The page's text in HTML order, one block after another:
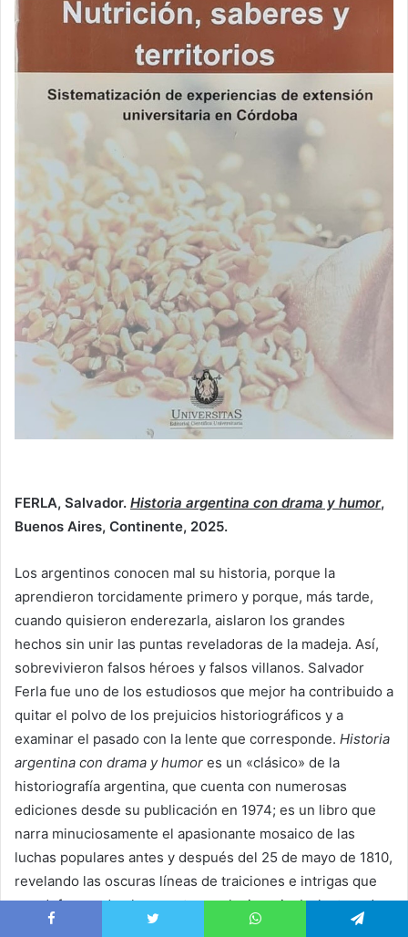
FERLA, Salvador. Historia argentina con drama y humor,
Buenos Aires, Continente, 2025.
Los argentinos conocen mal su historia, porque la
aprendieron torcidamente primero y porque, más tarde,
cuando quisieron enderezarla, aislaron los grandes
hechos sin unir las puntas reveladoras de la madeja. Así,
sobrevivieron falsos héroes y falsos villanos. Salvador
Ferla fue uno de los estudiosos que mejor ha contribuido a
quitar el polvo de los prejuicios historiográficos y a
examinar el pasado con la lente que corresponde. Historia
argentina con drama y humor es un «clásico» de la
historiografía argentina, que cuenta con numerosas
ediciones desde su publicación en 1974; es un libro que
narra minuciosamente el apasionante mosaico de las
luchas populares antes y después del 25 de mayo de 1810,
revelando las oscuras líneas de traiciones e intrigas que
van deformando el proyecto revolucionario. La lectura de
esta obra -que Ferla propone como una introducción a la